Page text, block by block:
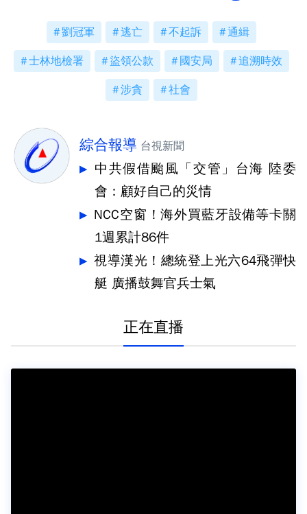
劉冠軍 逃亡 不起訴 通緝
士林地檢署 盜領公款 國安局 追溯時效
涉貪 社會
綜合報導 台視新聞
中共假借颱風「交管」台海 陸委
會：顧好自己的災情
NCC空窗！海外買藍牙設備等卡關
1週累計86件
視導漢光！總統登上光六64飛彈快
艇 廣播鼓舞官兵士氣
正在直播